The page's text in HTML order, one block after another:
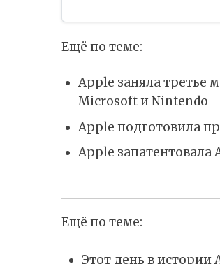
Ещё по теме:
Apple заняла третье
Microsoft и Nintendo
Apple подготовила
Apple запатентовала
Ещё по теме:
Этот день в